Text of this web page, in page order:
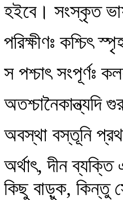
হইবে। সংস্কৃত
পরিক্ষীণঃ কশ্চিৎ
স পশ্চাৎ সংপূর্ণঃ
অতশ্চানৈকান্ত্যদি
অবস্থা বস্তূনি
অর্থাৎ, দীন
কিছু বাড়ুক, কিন্তু